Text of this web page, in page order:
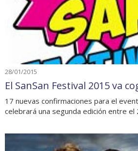
28/01/2015
El SanSan Festival 2015 va
17 nuevas confirmaciones para el
celebrará una segunda edición entre el